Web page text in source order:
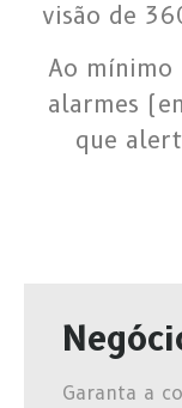
visão de
Ao mínimo
alarmes
que
Garanta a